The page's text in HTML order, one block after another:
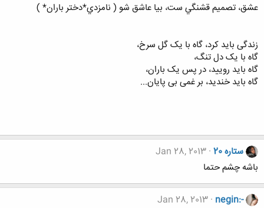
عشق، تصميم قشنگي ست، بيا عاشق شو ( نامزدي*دختر باران* )
زندگی باید کرد، گاه با یک گل سرخ،
گاه با یک دل تنگ،
گاه باید رویید، در پس یک باران،
گاه باید خندید، بر غمی بی پایان...
ستاره 20
Jan 28, 2013
باشه چشم حتما
negin:-
Jan 28, 2013